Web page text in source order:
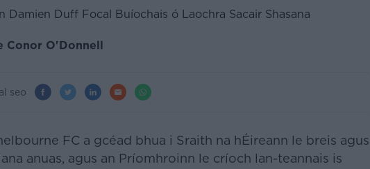
Conor O'Donnell
seo
FC a gcéad bhua i Sraith na hÉireann le breis agus
anuas, agus an Príomhroinn le críoch lan-teannais is